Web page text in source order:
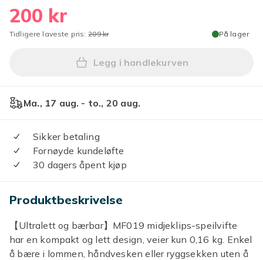
200 kr
Tidligere laveste pris: 209 kr På lager
Legg 2-pakning bærbar
Legg i handlekurven
Ma., 17 aug. - to., 20 aug.
Sikker betaling
Fornøyde kundeløfte
30 dagers åpent kjøp
Produktbeskrivelse
【Ultralett og bærbar】MF019 midjeklips-speilvifte
har en kompakt og lett design, veier kun 0,16 kg. Enkel
å bære i lommen, håndvesken eller ryggsekken uten å